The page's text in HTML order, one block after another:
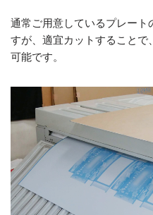
通常ご用意しているプレート
すが、適宜カットすることで
可能です。